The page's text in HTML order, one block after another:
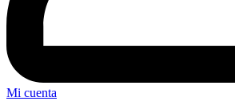
Mi cuenta